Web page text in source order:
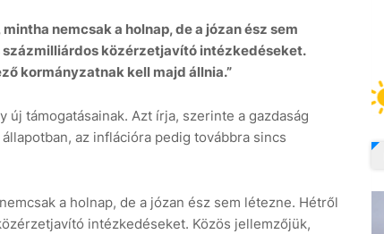
nemcsak a holnap, de a józan ész sem
közérzetjavító intézkedéseket.
kormányzatnak kell majd állnia.”
támogatásainak. Azt írja, szerinte a gazdaság
az inflációra pedig továbbra sincs
a holnap, de a józan ész sem létezne. Hétről
intézkedéseket. Közös jellemzőjük,
+39°C